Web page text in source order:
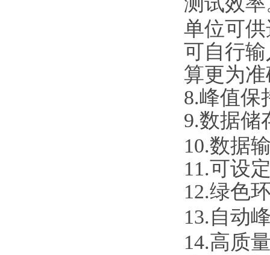
单位可
可自行
算更为
8.峰值保
9.数据储
10.数据
11.可设
12.绿色
13.自动
14.高质